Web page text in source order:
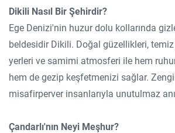
Dikili Nasıl Bir Şehirdir?
Ege Denizi'nin huzur dolu kollarında
beldesidir Dikili. Doğal güzellikleri, temiz
yerleri ve samimi atmosferi ile hem
hem de gezip keşfetmenizi sağlar.
misafirperver insanlarıyla unutulmaz
Çandarlı'nın Neyi Meşhur?